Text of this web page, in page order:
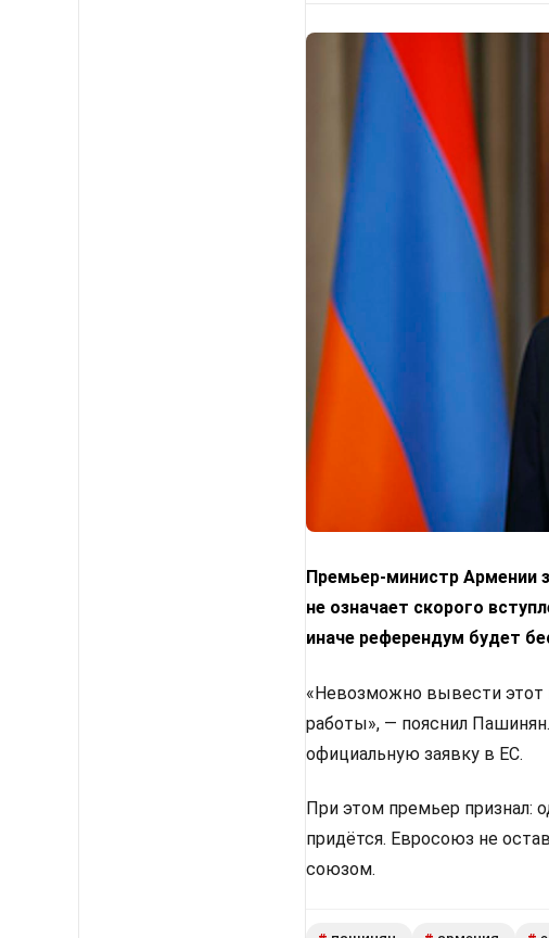
Премьер-министр Армении
не означает скорого
иначе референдум будет
«Невозможно вывести этот
работы», — пояснил
официальную заявку в ЕС.
При этом премьер признал:
придётся. Евросоюз не
союзом.